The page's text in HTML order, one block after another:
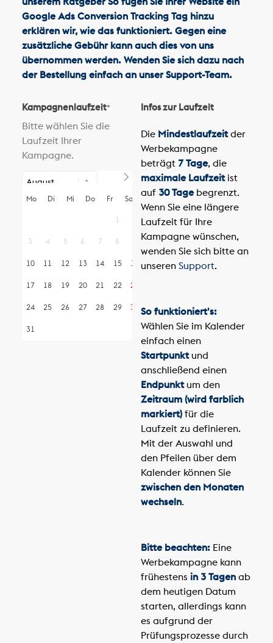
Google Ads Conversion Tracking Tag hinzu
erklären wir, wie das funktioniert. Gegen eine
zusätzliche Gebühr kann auch dies von uns
übernommen werden. Wenden Sie sich dazu nach
der Bestellung einfach an unser Support-Team.
Kampagnenlaufzeit*
Bitte wählen Sie die
Laufzeit Ihrer
Kampagne.
Mo Di Mi Do Fr Sa So
1
3 4 5 6 7 8
10 11 12 13 14 15 16
17 18 19 20 21 22 23
24 25 26 27 28 29 30
31
Infos zur Laufzeit
Die Mindestlaufzeitder
Werbekampagne
beträgt 7 Tage, die
maximale Laufzeitist
auf 30 Tagebegrenzt.
Wenn Sie eine längere
Laufzeit für Ihre
Kampagne wünschen,
wenden Sie sich bitte an
unseren Support.
So funktioniert's:
Wählen Sie im Kalender
einfach einen
Startpunktund
anschließend einen
Endpunktum den
Zeitraum (wird farblich
markiert)für die
Laufzeit zu definieren.
Mit der Auswahl und
den Pfeilen über dem
Kalender können Sie
zwischen den Monaten
wechseln.
Bitte beachten:Eine
Werbekampagne kann
frühestens in 3 Tagenab
dem heutigen Datum
starten, allerdings kann
es aufgrund der
Prüfungsprozesse durch